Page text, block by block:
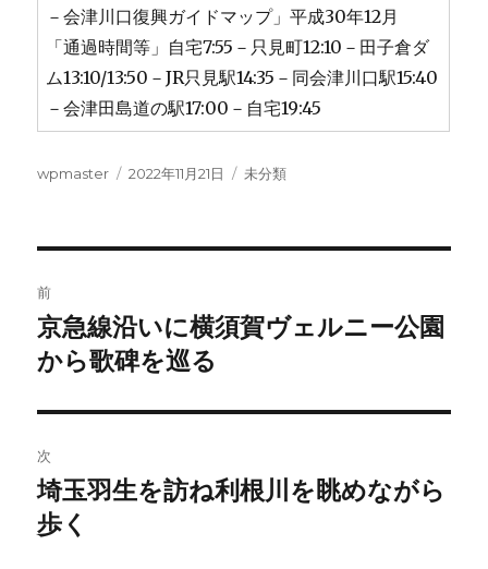
－会津川口復興ガイドマップ」平成30年12月
「通過時間等」自宅7:55－只見町12:10－田子倉ダ
ム13:10/13:50－JR只見駅14:35－同会津川口駅15:40
－会津田島道の駅17:00－自宅19:45
投
wpmaster
投
2022年11月21日
カ
未分類
稿
ナ
ビ
ゲ
ー
シ
前
前
の
稿:
京急線沿いに横須賀ヴェルニー公園
から歌碑を巡る
次
次
の
埼玉羽生を訪ね利根川を眺めながら
歩く